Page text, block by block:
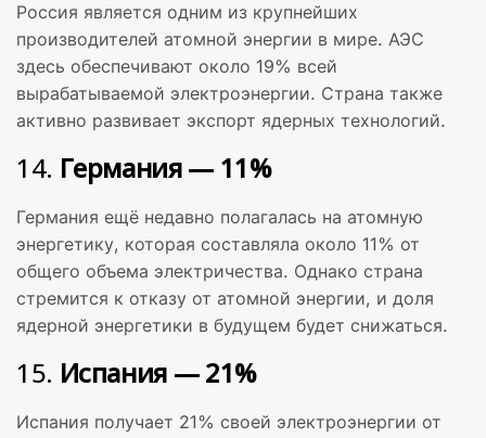
Россия является одним из крупнейших
производителей атомной энергии в мире. АЭС
здесь обеспечивают около 19% всей
вырабатываемой электроэнергии. Страна также
активно развивает экспорт ядерных технологий.
14. Германия — 11%
Германия ещё недавно полагалась на атомную
энергетику, которая составляла около 11% от
общего объема электричества. Однако страна
стремится к отказу от атомной энергии, и доля
ядерной энергетики в будущем будет снижаться.
15. Испания — 21%
Испания получает 21% своей электроэнергии от